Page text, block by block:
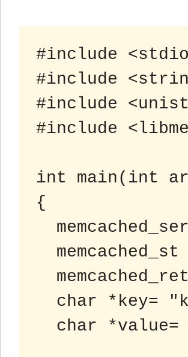
#include
#include
#include
#include
int main(int
{